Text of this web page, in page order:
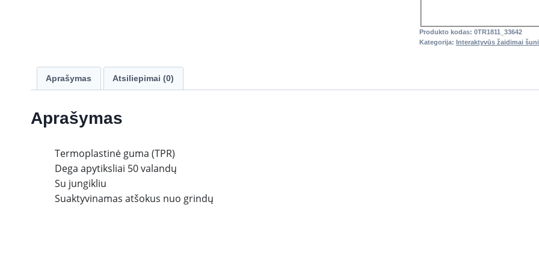
Produkto kodas: 0TR1811_33642
Kategorija: Interaktyvūs žaidimai
Aprašymas Atsiliepimai (0)
Aprašymas
Termoplastinė guma (TPR)
Dega apytiksliai 50 valandų
Su jungikliu
Suaktyvinamas atšokus nuo grindų